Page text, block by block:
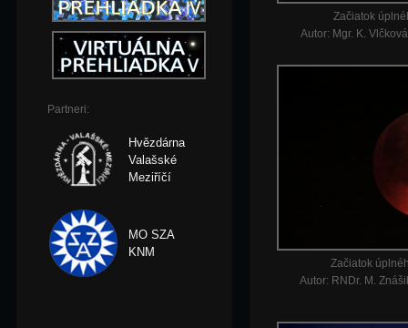
Partneri:
Hvězdárna
Valašské
Meziříčí
MO SZA
KNM
Začiatok
Autor: Mgr. K.
Začiatok
Autor: RNDr. M.